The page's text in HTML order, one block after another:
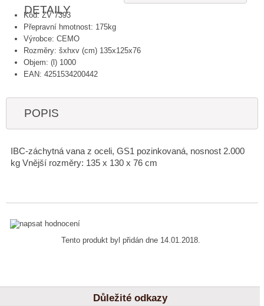
DETAILY
Kód: ZV 7393
Přepravní hmotnost: 175kg
Výrobce: CEMO
Rozměry: šxhxv (cm) 135x125x76
Objem: (l) 1000
EAN: 4251534200442
POPIS
IBC-záchytná vana z oceli, GS1 pozinkovaná, nosnost 2.000
kg Vnější rozměry: 135 x 130 x 76 cm
Tento produkt byl přidán dne 14.01.2018.
Důležité odkazy